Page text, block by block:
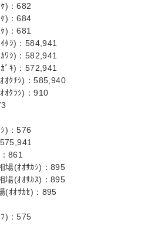
)：682
)：684
)：681
ﾀｼ)：584,941
ﾜｼ)：582,941
ﾞｷ)：572,941
ｵｸﾁｼ)：585,940
ｵｸﾗｼ)：910
)：576
861
場(ｵｵｻｶｼ)：895
場(ｵｵｻｶｽ)：895
(ｵｵｻｶｾ)：895
)：575